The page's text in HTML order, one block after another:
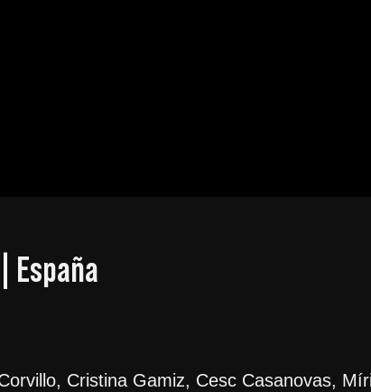
España
Cristina Gamiz, Cesc Casanovas,